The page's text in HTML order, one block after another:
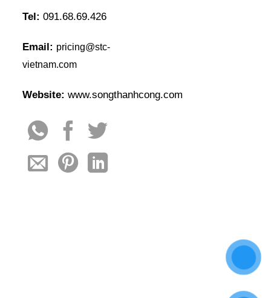
Tel: 091.68.69.426
Email: pricing@stc-
vietnam.com
Website:www.songthanhcong.com